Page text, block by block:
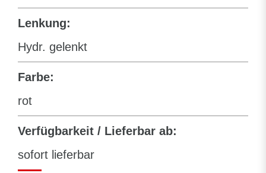
Lenkung:
Hydr. gelenkt
Farbe:
rot
Verfügbarkeit / Lieferbar ab:
sofort lieferbar